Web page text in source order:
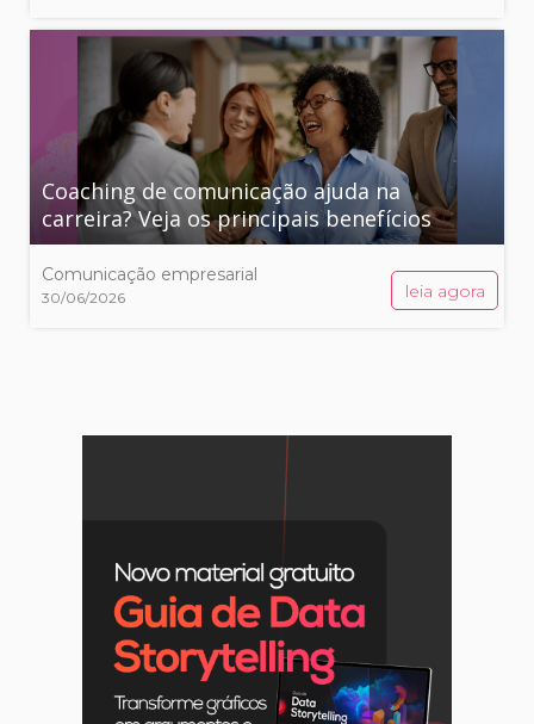
Coaching de comunicação ajuda na
carreira? Veja os principais benefícios
Comunicação empresarial
30/06/2026 leia agora